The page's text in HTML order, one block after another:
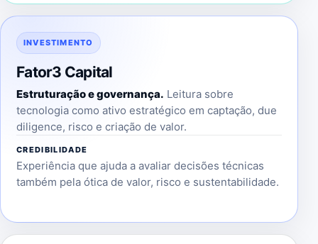
INVESTIMENTO
Fator3 Capital
Estruturação e governança. Leitura sobre
tecnologia como ativo estratégico em captação, due
diligence, risco e criação de valor.
CREDIBILIDADE
Experiência que ajuda a avaliar decisões técnicas
também pela ótica de valor, risco e sustentabilidade.